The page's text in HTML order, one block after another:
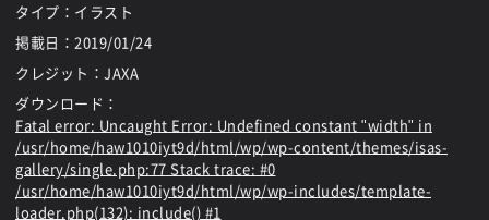
タイプ：イラスト
掲載日： 2019/01/24
クレジット：JAXA
ダウンロード：
Fatal error: Uncaught Error: Undefined constant "width" in
/usr/home/haw1010iyt9d/html/wp/wp-content/themes/isas-
gallery/single.php:77 Stack trace: #0
/usr/home/haw1010iyt9d/html/wp/wp-includes/template-
loader.php(132): include() #1